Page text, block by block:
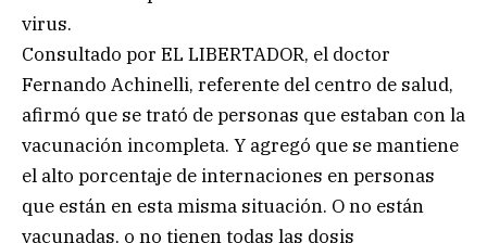
virus.
Consultado por EL LIBERTADOR, el doctor
Fernando Achinelli, referente del centro de salud,
afirmó que se trató de personas que estaban con la
vacunación incompleta. Y agregó que se mantiene
el alto porcentaje de internaciones en personas
que están en esta misma situación. O no están
vacunadas, o no tienen todas las dosis